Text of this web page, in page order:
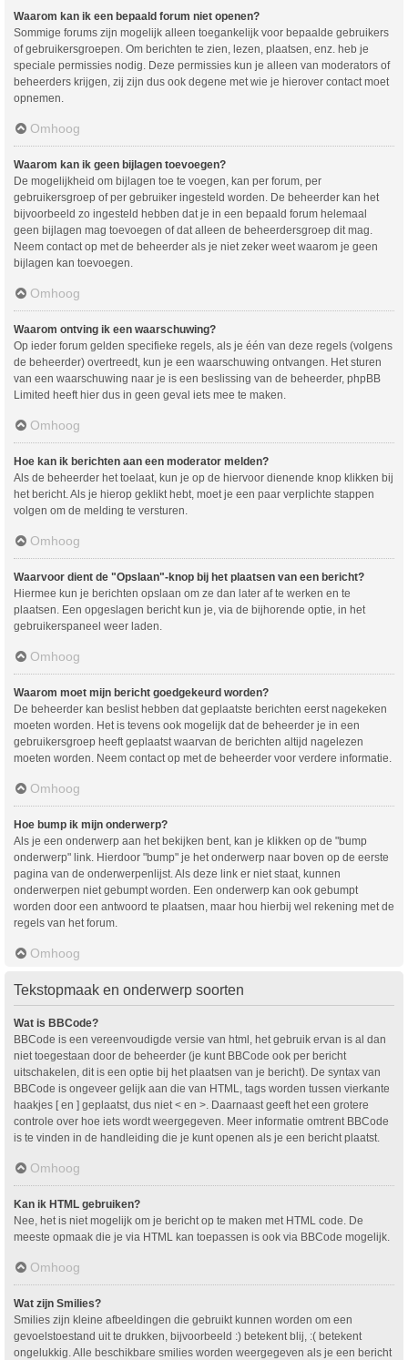
Waarom kan ik een bepaald forum niet openen?
Sommige forums zijn mogelijk alleen toegankelijk voor bepaalde gebruikers
of gebruikersgroepen. Om berichten te zien, lezen, plaatsen, enz. heb je
speciale permissies nodig. Deze permissies kun je alleen van moderators of
beheerders krijgen, zij zijn dus ook degene met wie je hierover contact moet
opnemen.
Omhoog
Waarom kan ik geen bijlagen toevoegen?
De mogelijkheid om bijlagen toe te voegen, kan per forum, per
gebruikersgroep of per gebruiker ingesteld worden. De beheerder kan het
bijvoorbeeld zo ingesteld hebben dat je in een bepaald forum helemaal
geen bijlagen mag toevoegen of dat alleen de beheerdersgroep dit mag.
Neem contact op met de beheerder als je niet zeker weet waarom je geen
bijlagen kan toevoegen.
Omhoog
Waarom ontving ik een waarschuwing?
Op ieder forum gelden specifieke regels, als je één van deze regels (volgens
de beheerder) overtreedt, kun je een waarschuwing ontvangen. Het sturen
van een waarschuwing naar je is een beslissing van de beheerder, phpBB
Limited heeft hier dus in geen geval iets mee te maken.
Omhoog
Hoe kan ik berichten aan een moderator melden?
Als de beheerder het toelaat, kun je op de hiervoor dienende knop klikken bij
het bericht. Als je hierop geklikt hebt, moet je een paar verplichte stappen
volgen om de melding te versturen.
Omhoog
Waarvoor dient de "Opslaan"-knop bij het plaatsen van een bericht?
Hiermee kun je berichten opslaan om ze dan later af te werken en te
plaatsen. Een opgeslagen bericht kun je, via de bijhorende optie, in het
gebruikerspaneel weer laden.
Omhoog
Waarom moet mijn bericht goedgekeurd worden?
De beheerder kan beslist hebben dat geplaatste berichten eerst nagekeken
moeten worden. Het is tevens ook mogelijk dat de beheerder je in een
gebruikersgroep heeft geplaatst waarvan de berichten altijd nagelezen
moeten worden. Neem contact op met de beheerder voor verdere informatie.
Omhoog
Hoe bump ik mijn onderwerp?
Als je een onderwerp aan het bekijken bent, kan je klikken op de "bump
onderwerp" link. Hierdoor "bump" je het onderwerp naar boven op de eerste
pagina van de onderwerpenlijst. Als deze link er niet staat, kunnen
onderwerpen niet gebumpt worden. Een onderwerp kan ook gebumpt
worden door een antwoord te plaatsen, maar hou hierbij wel rekening met de
regels van het forum.
Omhoog
Tekstopmaak en onderwerp soorten
Wat is BBCode?
BBCode is een vereenvoudigde versie van html, het gebruik ervan is al dan
niet toegestaan door de beheerder (je kunt BBCode ook per bericht
uitschakelen, dit is een optie bij het plaatsen van je bericht). De syntax van
BBCode is ongeveer gelijk aan die van HTML, tags worden tussen vierkante
haakjes [ en ] geplaatst, dus niet < en >. Daarnaast geeft het een grotere
controle over hoe iets wordt weergegeven. Meer informatie omtrent BBCode
is te vinden in de handleiding die je kunt openen als je een bericht plaatst.
Omhoog
Kan ik HTML gebruiken?
Nee, het is niet mogelijk om je bericht op te maken met HTML code. De
meeste opmaak die je via HTML kan toepassen is ook via BBCode mogelijk.
Omhoog
Wat zijn Smilies?
Smilies zijn kleine afbeeldingen die gebruikt kunnen worden om een
gevoelstoestand uit te drukken, bijvoorbeeld :) betekent blij, :( betekent
ongelukkig. Alle beschikbare smilies worden weergegeven als je een bericht